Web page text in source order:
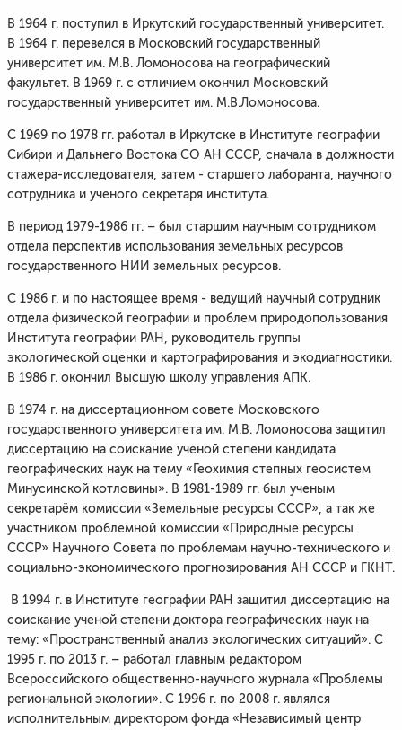
В 1964 г. поступил в Иркутский государственный университет.
В 1964 г. перевелся в Московский государственный
университет им. М.В. Ломоносова на географический
факультет. В 1969 г. с отличием окончил Московский
государственный университет им. М.В.Ломоносова.
С 1969 по 1978 гг. работал в Иркутске в Институте географии
Сибири и Дальнего Востока СО АН СССР, сначала в должности
стажера-исследователя, затем - старшего лаборанта, научного
сотрудника и ученого секретаря института.
В период 1979-1986 гг. – был старшим научным сотрудником
отдела перспектив использования земельных ресурсов
государственного НИИ земельных ресурсов.
С 1986 г. и по настоящее время - ведущий научный сотрудник
отдела физической географии и проблем природопользования
Института географии РАН, руководитель группы
экологической оценки и картографирования и экодиагностики.
В 1986 г. окончил Высшую школу управления АПК.
В 1974 г. на диссертационном совете Московского
государственного университета им. М.В. Ломоносова защитил
диссертацию на соискание ученой степени кандидата
географических наук на тему «Геохимия степных геосистем
Минусинской котловины». В 1981-1989 гг. был ученым
секретарём комиссии «Земельные ресурсы СССР», а так же
участником проблемной комиссии «Природные ресурсы
СССР» Научного Совета по проблемам научно-технического и
социально-экономического прогнозирования АН СССР и ГКНТ.
В 1994 г. в Институте географии РАН защитил диссертацию на
соискание ученой степени доктора географических наук на
тему: «Пространственный анализ экологических ситуаций». С
1995 г. по 2013 г. – работал главным редактором
Всероссийского общественно-научного журнала «Проблемы
региональной экологии». С 1996 г. по 2008 г. являлся
исполнительным директором фонда «Независимый центр